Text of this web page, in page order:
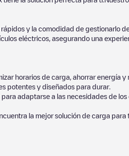
y la comodidad de gestionarlo
eléctricos, asegurando una
horarios de carga, ahorrar energía y
potentes y diseñados para durar.
adaptarse a las necesidades de
la mejor solución de carga para